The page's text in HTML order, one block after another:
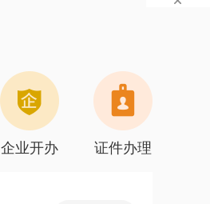
企业开办 证件办理